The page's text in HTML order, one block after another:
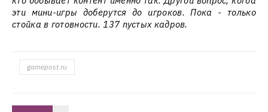
эти мини-игры доберутся до игроков. Пока - только
стойка в готовности. 137 пустых кадров.
gamepost.ru